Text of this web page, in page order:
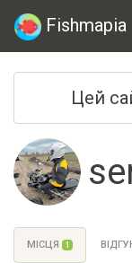
Fishmapia
Цей
МІСЦЯ 1